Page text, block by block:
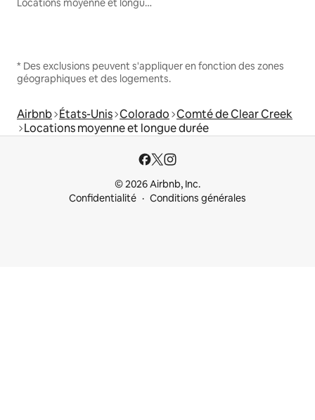
Locations moyenne et longue durée
* Des exclusions peuvent s'appliquer en fonction des zones
géographiques et des logements.
Airbnb États-Unis Colorado Comté de Clear Creek
Locations moyenne et longue durée
© 2026 Airbnb, Inc.
Confidentialité
Conditions générales